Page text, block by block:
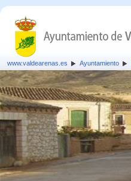
www.valdearenas.es Ayuntamiento